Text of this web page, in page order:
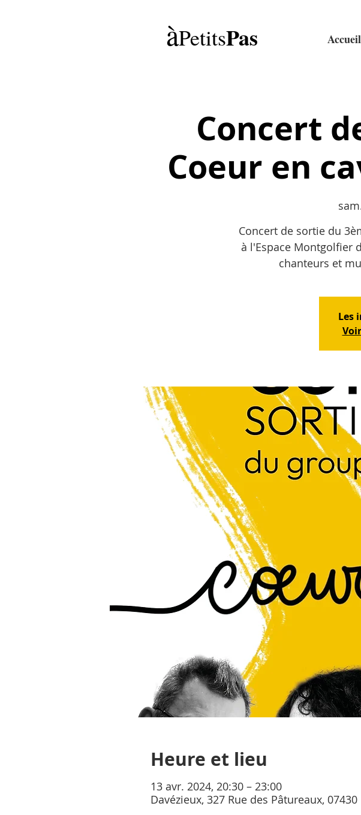
àPetitsPas Accueil
Concert
Coeur en
Concert de sortie du
à l'Espace Montgolfier
chanteurs et
Les
Heure et lieu
13 avr. 2024, 20:30 – 23:00
Davézieux, 327 Rue des Pâtureaux,